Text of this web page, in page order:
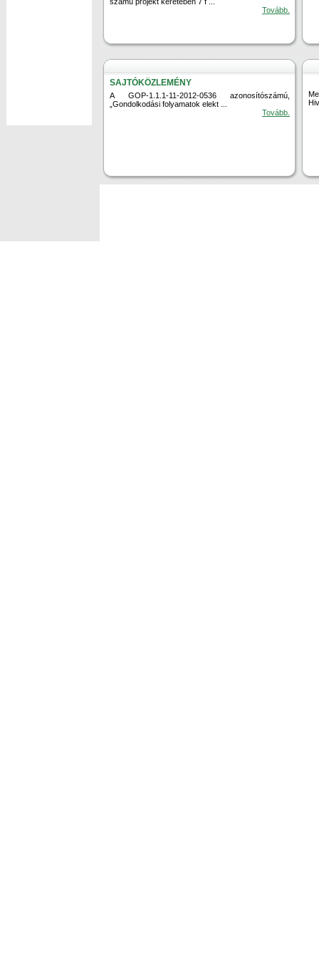
Tovább.
SAJTÓKÖZLEMÉNY
A GOP-1.1.1-11-2012-0536 azonosítószámú,
„Gondolkodási folyamatok elekt ...
Tovább.